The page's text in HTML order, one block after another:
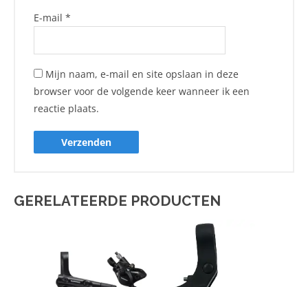
E-mail*
Mijn naam, e-mail en site opslaan in deze
browser voor de volgende keer wanneer ik een
reactie plaats.
GERELATEERDE PRODUCTEN